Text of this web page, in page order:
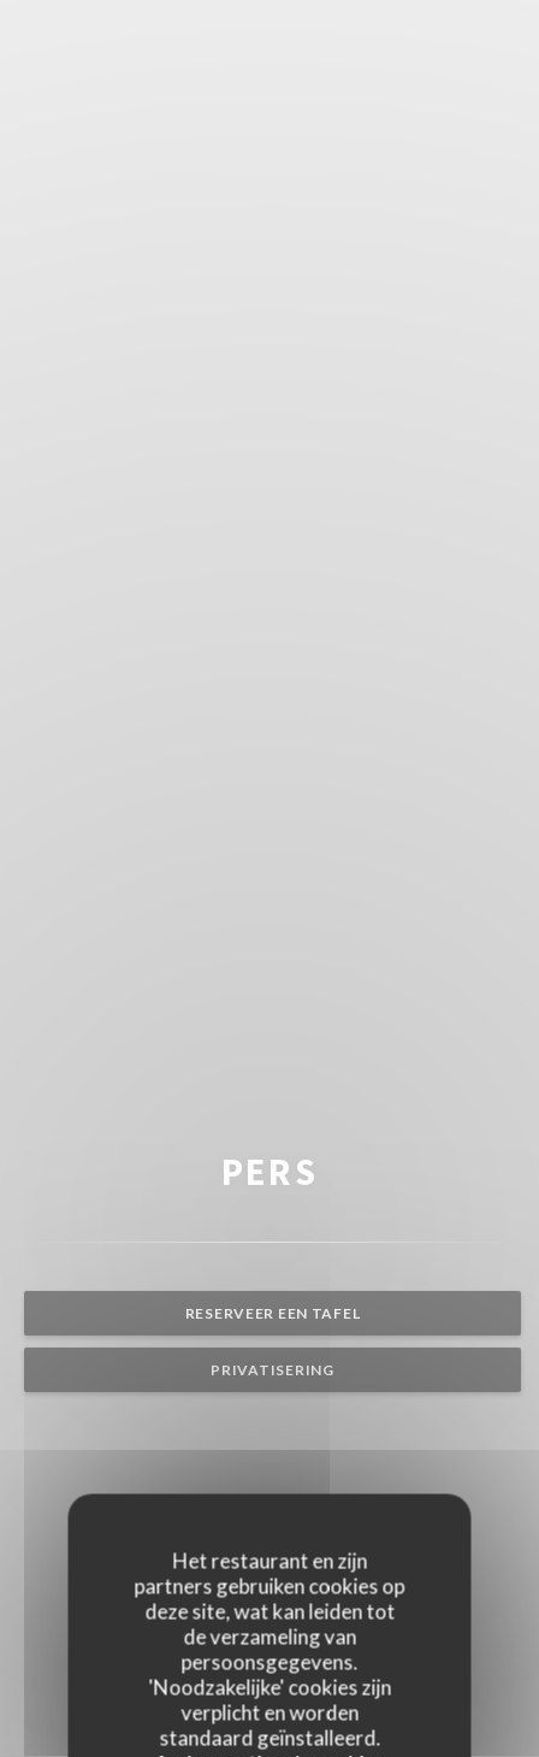
Het restaurant en zijn
partners gebruiken cookies op
deze site, wat kan leiden tot
de verzameling van
persoonsgegevens.
'Noodzakelijke' cookies zijn
verplicht en worden
standaard geïnstalleerd.
PERS
RESERVEER EEN TAFEL
PRIVATISERING